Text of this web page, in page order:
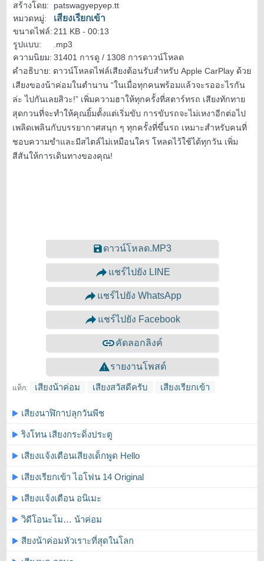
สร้างโดย:
patswagyepyep.tt
หมวดหมู่:
เสียงเรียกเข้า
ขนาดไฟล์: 211 KB - 00:13
รูปแบบ:
.mp3
ความนิยม: 31401 การดู / 1308 การดาวน์โหลด
คำอธิบาย: ดาวน์โหลดไฟล์เสียงต้อนรับสำหรับ Apple CarPlay ด้วย
เสียงของน้าค่อมในตำนาน “ในเมื่อทุกคนพร้อมแล้วจะรออะไรกัน
ล่ะ ไปกันเลยสิวะ!” เพิ่มความฮาให้ทุกครั้งที่สตาร์ทรถ เสียงทักทาย
สุดกวนที่จะทำให้คุณยิ้มตั้งแต่เริ่มขับ การขับรถจะไม่เหงาอีกต่อไป
เพลิดเพลินกับบรรยากาศสนุก ๆ ทุกครั้งที่ขึ้นรถ เหมาะสำหรับคนที่
ชอบความขำและมีสไตล์ไม่เหมือนใคร โหลดไว้ใช้ได้ทุกวัน เพิ่ม
สีสันให้การเดินทางของคุณ!
ดาวน์โหลด.MP3
แชร์ไปยัง LINE
แชร์ไปยัง WhatsApp
แชร์ไปยัง Facebook
คัดลอกลิงค์
รายงานโพสต์
แท็ก: เสียงน้าค่อม เสียงสวัสดีครับ เสียงเรียกเข้า
เสียงนาฬิกาปลุกวันพีช
ริงโทน เสียงกระดิ่งประตู
เสียงแจ้งเตือนเสียงเด็กพูด Hello
เสียงเรียกเข้า ไอโฟน 14 Original
เสียงแจ้งเตือน อนิเมะ
วิดีโอนะโม… น้าค่อม
สียงน้าค่อมหัวเราะที่สุดในโลก